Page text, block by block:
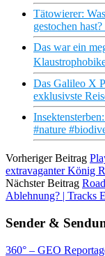
Tätowierer:
gestochen
Das war ein
Das Galileo X
exklusivste
#nature
Vorheriger Beitrag
extravaganter König
Nächster Beitrag
Ablehnung? | Tracks
Sender &
360° – GEO